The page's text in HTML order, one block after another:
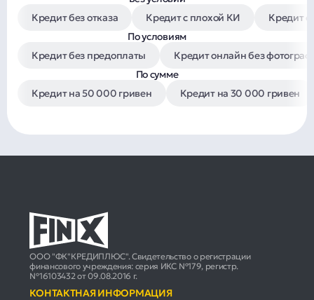
Кредит без отказа
Кредит с плохой КИ
Кредит с
По условиям
Кредит без предоплаты
Кредит онлайн без
По сумме
Кредит на 50 000 гривен
Кредит на 30 000 гривен
ООО "ФК"КРЕДИПЛЮС". Свидетельство о регистрации
финансового учреждения: серия ИКС №179, регистр.
№16103432 от 09.08.2016 г.
КОНТАКТНАЯ ИНФОРМАЦИЯ